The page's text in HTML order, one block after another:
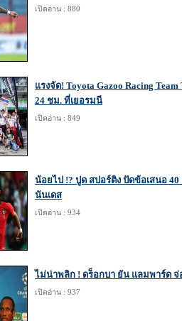
เปิดอ่าน : 880
แรงจัด! Toyota Gazoo Racing
24 ชม. ที่เยอรมนี
เปิดอ่าน : 849
น้อยไป !? ปูด สปอร์ติง ปัดข้อเสนอ
นันเดส
เปิดอ่าน : 934
ไม่น่าพลิก ! ดร็อกบา ยัน แลมพาร์ด
เปิดอ่าน : 937